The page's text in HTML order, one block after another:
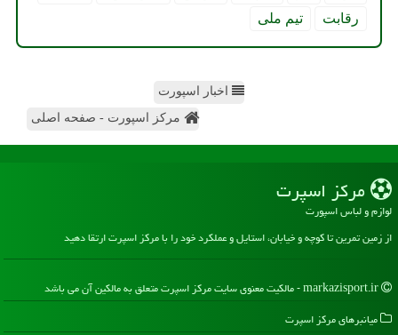
رقابت
تیم ملی
اخبار اسپورت
مرکز اسپورت - صفحه اصلی
مركز اسپرت
لوازم و لباس اسپورت
از زمین تمرین تا کوچه و خیابان، استایل و عملکرد خود را با مرکز اسپرت ارتقا دهید
میانبرهای مركز اسپرت